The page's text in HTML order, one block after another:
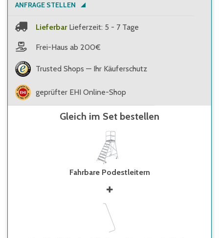
ANFRAGE STELLEN
Lieferbar Lieferzeit: 5 - 7 Tage
Frei-Haus ab 200€
Trusted Shops — Ihr Käuferschutz
geprüfter EHI Online-Shop
Gleich im Set bestellen
Fahrbare Podestleitern